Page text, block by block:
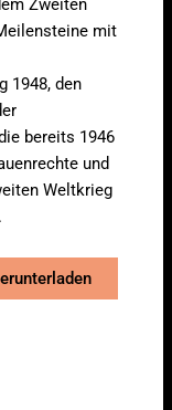
Zweiten
mit
1948, den
bereits 1946
und
Weltkrieg